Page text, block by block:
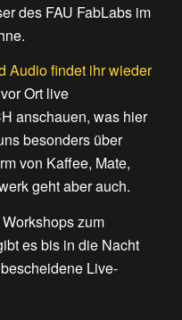
des FAU FabLabs im
Audio findet ihr wieder
Ort live
anschauen, was hier
besonders über
von Kaffee, Mate,
geht aber auch.
zum
es bis in die Nacht
Live-